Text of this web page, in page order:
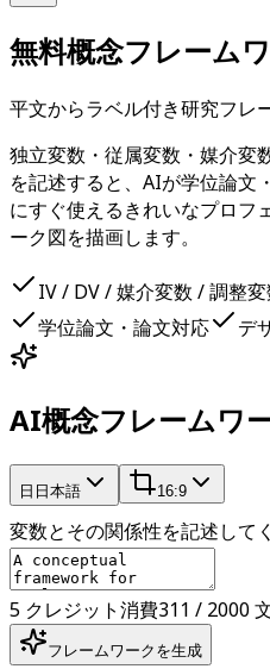
無料概念フレーム
平文からラベル付き研究フレ
独立変数・従属変数・媒介変
を記述すると、AIが学位論文
にすぐ使えるきれいなプロフ
ーク図を描画します。
IV / DV / 媒介変数 / 調整変
学位論文・論文対応
デ
AI概念フレームワ
日 日本語 16:9
変数とその関係性を記述して
5 クレジット消費311 / 2000
フレームワークを生成